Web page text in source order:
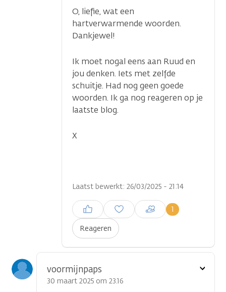
O, liefie, wat een
hartverwarmende woorden.
Dankjewel!
Ik moet nogal eens aan Ruud en
jou denken. Iets met zelfde
schuitje. Had nog geen goede
woorden. Ik ga nog reageren op je
laatste blog.
X
Laatst bewerkt: 26/03/2025 - 21:14
Reageren
1
Inloggen om een reactie te
plaatsen
voormijnpaps
30 maart 2025 om 23.16
Toon